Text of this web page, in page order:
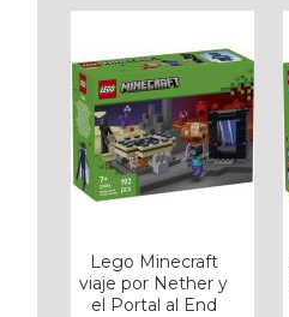
Lego Minecraft
viaje por Nether y
el Portal al End